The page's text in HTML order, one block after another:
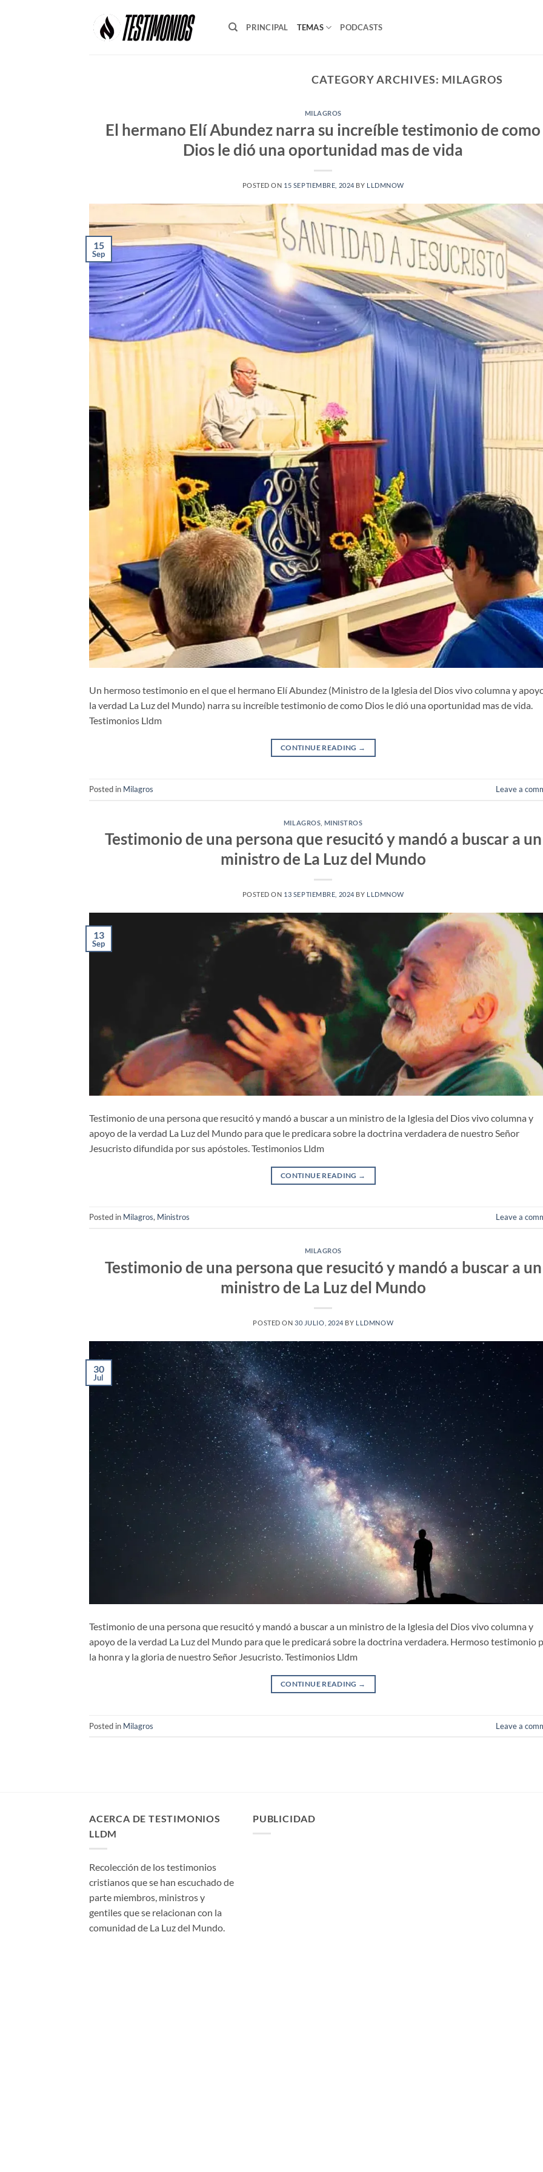
PRINCIPAL TEMAS PODCASTS
CATEGORY ARCHIVES: MILAGROS
MILAGROS
El hermano Elí Abundez narra su increíble testimonio de como
Dios le dió una oportunidad mas de vida
POSTED ON 15 SEPTIEMBRE, 2024 BY LLDMNOW
15
Sep
Un hermoso testimonio en el que el hermano Elí Abundez (Ministro de la Iglesia del Dios vivo columna y
la verdad La Luz del Mundo) narra su increíble testimonio de como Dios le dió una oportunidad mas de vida.
Testimonios Lldm
CONTINUE READING →
Posted in Milagros Leave a
MILAGROS MINISTROS
Testimonio de una persona que resucitó y mandó a buscar a un
ministro de La Luz del Mundo
POSTED ON 13 SEPTIEMBRE, 2024 BY LLDMNOW
13
Sep
Testimonio de una persona que resucitó y mandó a buscar a un ministro de la Iglesia del Dios vivo columna y
apoyo de la verdad La Luz del Mundo para que le predicara sobre la doctrina verdadera de nuestro Señor
Jesucristo difundida por sus apóstoles. Testimonios Lldm
CONTINUE READING →
Posted in Milagros, Ministros Leave a
MILAGROS
Testimonio de una persona que resucitó y mandó a buscar a un
ministro de La Luz del Mundo
POSTED ON30 JULIO, 2024 BY LLDMNOW
30
Jul
Testimonio de una persona que resucitó y mandó a buscar a un ministro de la Iglesia del Dios vivo columna y
apoyo de la verdad La Luz del Mundo para que le predicará sobre la doctrina verdadera. Hermoso testimonio
la honra y la gloria de nuestro Señor Jesucristo. Testimonios Lldm
CONTINUE READING →
Posted in Milagros Leave a
ACERCA DE TESTIMONIOS
LLDM
Recolección de los testimonios
cristianos que se han escuchado de
parte miembros, ministros y
gentiles que se relacionan con la
comunidad de La Luz del Mundo.
PUBLICIDAD